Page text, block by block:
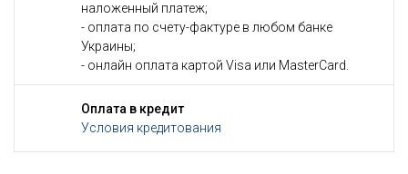
наложенный платеж;
- оплата по счету-фактуре в любом банке
Украины;
- онлайн оплата картой Visa или MasterCard.
Оплата в кредит
Условия кредитования